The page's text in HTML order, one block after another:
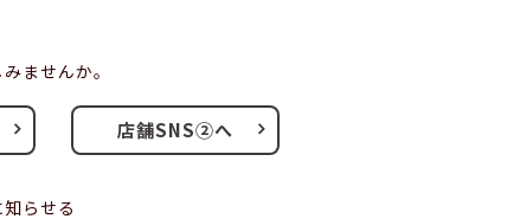
ませんか。
店舗SNS②へ
らせる